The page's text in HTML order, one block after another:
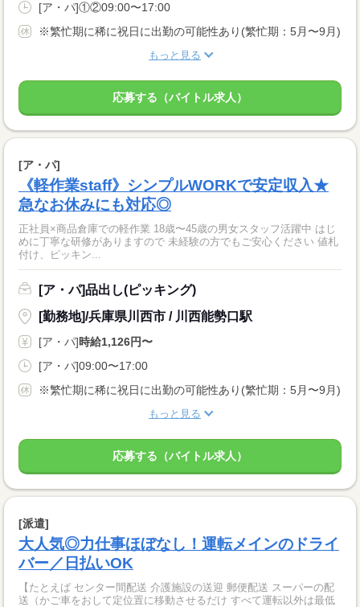
[ア・パ]①②09:00〜17:00
※繁忙期に稀に祝日に出勤の可能性あり(繁忙期：5月〜9月)
もっと見る
応募する（バイトル求人）
[ア・パ]
《軽作業staff》シンプルWORKで安定収入★
急なお休みにも対応◎
正社員×商品倉庫での軽作業 18歳〜45歳の男女スタッフ活躍中 はじ
めに丁寧な研修がありますので 未経験の方でもご安心ください 値札
付け、ピッキン...
[ア・パ]品出し(ピッキング)
[勤務地]/兵庫県川西市 / 川西能勢口駅
[ア・パ]時給1,126円〜
[ア・パ]09:00〜17:00
※繁忙期に稀に祝日に出勤の可能性あり(繁忙期：5月〜9月)
もっと見る
応募する（バイトル求人）
[派遣]
大人気◎力仕事ほぼなし！運転メインのドライ
バー／日払いOK
【たとえば センター間配送 介護施設の送迎 郵便配送 スーパーの配
送（かご車をおして定位置に移動させるだけ すべて運転以外は最低